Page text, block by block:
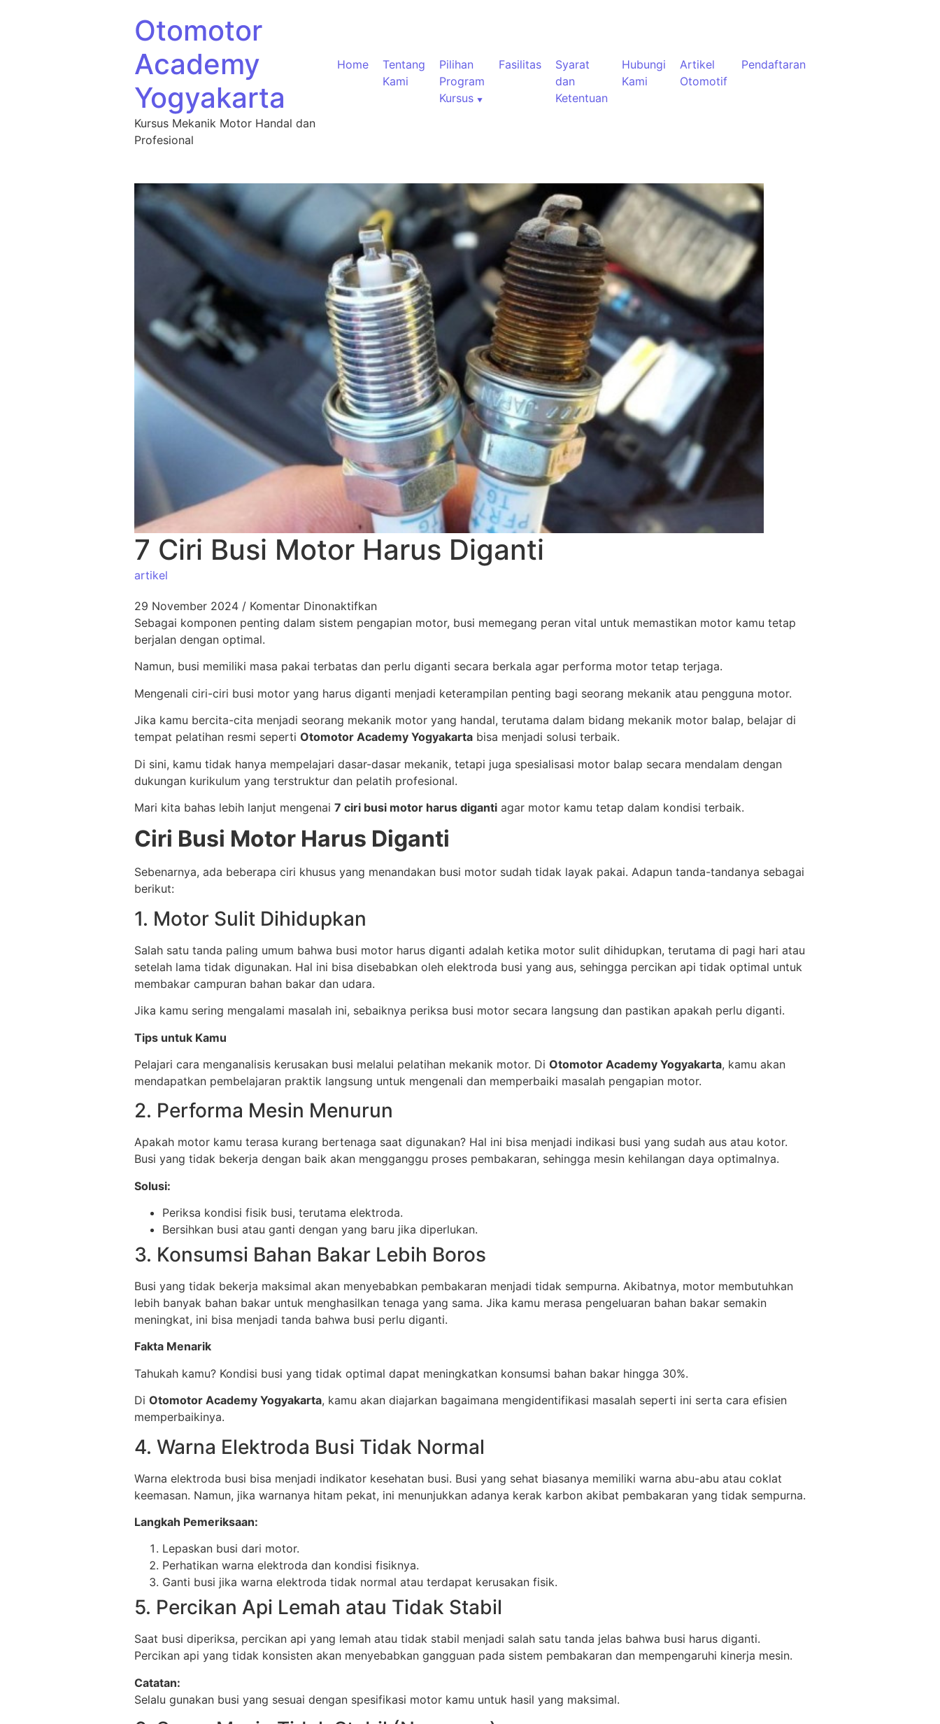
Otomotor
Academy
Yogyakarta
Kursus Mekanik Motor Handal dan
Profesional
Home
Tentang
Kami
Pilihan
Program
Kursus
Fasilitas
Syarat
dan
Ketentuan
Hubungi
Kami
Artikel
Otomotif
Pendaftaran
7 Ciri Busi Motor Harus Diganti
artikel
29 November 2024 / Komentar Dinonaktifkan
Sebagai komponen penting dalam sistem pengapian motor, busi memegang peran vital untuk memastikan motor kamu tetap
berjalan dengan optimal.
Namun, busi memiliki masa pakai terbatas dan perlu diganti secara berkala agar performa motor tetap terjaga.
Mengenali ciri-ciri busi motor yang harus diganti menjadi keterampilan penting bagi seorang mekanik atau pengguna motor.
Jika kamu bercita-cita menjadi seorang mekanik motor yang handal, terutama dalam bidang mekanik motor balap, belajar di
tempat pelatihan resmi seperti Otomotor Academy Yogyakarta bisa menjadi solusi terbaik.
Di sini, kamu tidak hanya mempelajari dasar-dasar mekanik, tetapi juga spesialisasi motor balap secara mendalam dengan
dukungan kurikulum yang terstruktur dan pelatih profesional.
Mari kita bahas lebih lanjut mengenai 7 ciri busi motor harus diganti agar motor kamu tetap dalam kondisi terbaik.
Ciri Busi Motor Harus Diganti
Sebenarnya, ada beberapa ciri khusus yang menandakan busi motor sudah tidak layak pakai. Adapun tanda-tandanya sebagai
berikut:
1. Motor Sulit Dihidupkan
Salah satu tanda paling umum bahwa busi motor harus diganti adalah ketika motor sulit dihidupkan, terutama di pagi hari atau
setelah lama tidak digunakan. Hal ini bisa disebabkan oleh elektroda busi yang aus, sehingga percikan api tidak optimal untuk
membakar campuran bahan bakar dan udara.
Jika kamu sering mengalami masalah ini, sebaiknya periksa busi motor secara langsung dan pastikan apakah perlu diganti.
Tips untuk Kamu
Pelajari cara menganalisis kerusakan busi melalui pelatihan mekanik motor. Di Otomotor Academy Yogyakarta, kamu akan
mendapatkan pembelajaran praktik langsung untuk mengenali dan memperbaiki masalah pengapian motor.
2. Performa Mesin Menurun
Apakah motor kamu terasa kurang bertenaga saat digunakan? Hal ini bisa menjadi indikasi busi yang sudah aus atau kotor.
Busi yang tidak bekerja dengan baik akan mengganggu proses pembakaran, sehingga mesin kehilangan daya optimalnya.
Solusi:
Periksa kondisi fisik busi, terutama elektroda.
Bersihkan busi atau ganti dengan yang baru jika diperlukan.
3. Konsumsi Bahan Bakar Lebih Boros
Busi yang tidak bekerja maksimal akan menyebabkan pembakaran menjadi tidak sempurna. Akibatnya, motor membutuhkan
lebih banyak bahan bakar untuk menghasilkan tenaga yang sama. Jika kamu merasa pengeluaran bahan bakar semakin
meningkat, ini bisa menjadi tanda bahwa busi perlu diganti.
Fakta Menarik
Tahukah kamu? Kondisi busi yang tidak optimal dapat meningkatkan konsumsi bahan bakar hingga 30%.
Di Otomotor Academy Yogyakarta, kamu akan diajarkan bagaimana mengidentifikasi masalah seperti ini serta cara efisien
memperbaikinya.
4. Warna Elektroda Busi Tidak Normal
Warna elektroda busi bisa menjadi indikator kesehatan busi. Busi yang sehat biasanya memiliki warna abu-abu atau coklat
keemasan. Namun, jika warnanya hitam pekat, ini menunjukkan adanya kerak karbon akibat pembakaran yang tidak sempurna.
Langkah Pemeriksaan:
Lepaskan busi dari motor.
Perhatikan warna elektroda dan kondisi fisiknya.
Ganti busi jika warna elektroda tidak normal atau terdapat kerusakan fisik.
5. Percikan Api Lemah atau Tidak Stabil
Saat busi diperiksa, percikan api yang lemah atau tidak stabil menjadi salah satu tanda jelas bahwa busi harus diganti.
Percikan api yang tidak konsisten akan menyebabkan gangguan pada sistem pembakaran dan mempengaruhi kinerja mesin.
Catatan:
Selalu gunakan busi yang sesuai dengan spesifikasi motor kamu untuk hasil yang maksimal.